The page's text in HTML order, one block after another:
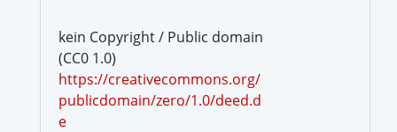
kein Copyright / Public domain
(CC0 1.0)
https://creativecommons.org/
publicdomain/zero/1.0/deed.d
e